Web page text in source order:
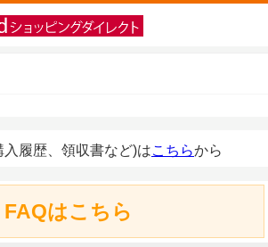
入履歴、領収書など)はこちらから
FAQはこちら